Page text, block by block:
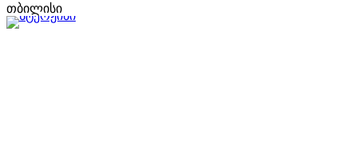
თბილისი